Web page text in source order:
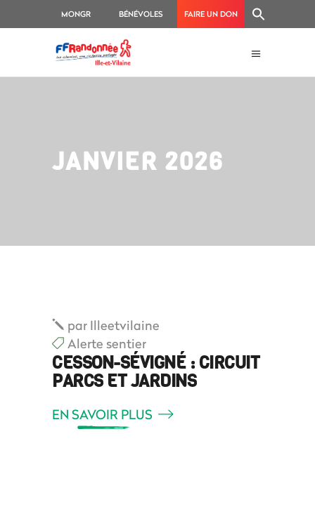
MONGR BÉNÉVOLES FAIRE UN DON
JANVIER 2026
par Illeetvilaine
Alerte sentier
CESSON-SÉVIGNÉ : CIRCUIT
PARCS ET JARDINS
EN SAVOIR PLUS